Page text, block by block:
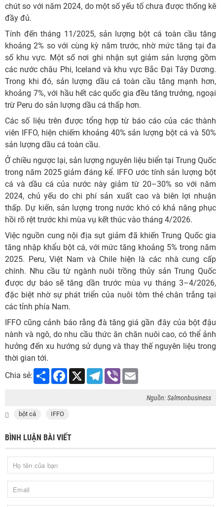
chút so với năm 2024, do một số yếu tố chưa được thống kê
đầy đủ.
Tính đến tháng 11/2025, sản lượng bột cá toàn cầu tăng
khoảng 2% so với cùng kỳ năm trước, nhờ mức tăng tại đa
số khu vực. Một số nơi ghi nhận sụt giảm sản lượng gồm
các nước châu Phi, Iceland và khu vực Bắc Đại Tây Dương.
Trong khi đó, sản lượng dầu cá toàn cầu tăng mạnh hơn,
khoảng 7%, với hầu hết các quốc gia đều tăng trưởng, ngoại
trừ Peru do sản lượng dầu cá thấp hơn.
Các số liệu trên được tổng hợp từ báo cáo của các thành
viên IFFO, hiện chiếm khoảng 40% sản lượng bột cá và 50%
sản lượng dầu cá toàn cầu.
Ở chiều ngược lại, sản lượng nguyên liệu biển tại Trung Quốc
trong năm 2025 giảm đáng kể. IFFO ước tính sản lượng bột
cá và dầu cá của nước này giảm từ 20–30% so với năm
2024, chủ yếu do chi phí sản xuất cao và biên lợi nhuận
thấp. Dự kiến, sản lượng trong nước khó có khả năng phục
hồi rõ rệt trước khi mùa vụ kết thúc vào tháng 4/2026.
Việc nguồn cung nội địa sụt giảm đã khiến Trung Quốc gia
tăng nhập khẩu bột cá, với mức tăng khoảng 5% trong năm
2025. Peru, Việt Nam và Chile hiện là các nhà cung cấp
chính. Nhu cầu từ ngành nuôi trồng thủy sản Trung Quốc
được dự báo sẽ tăng dần trước mùa vụ tháng 3–4/2026,
đặc biệt nhờ sự phát triển của nuôi tôm thẻ chân trắng tại
các tỉnh phía Nam.
IFFO cũng cảnh báo rằng đà tăng giá gần đây của bột đậu
nành và ngô, do nhu cầu thức ăn chăn nuôi cao, có thể ảnh
hưởng đến xu hướng sử dụng và thay thế nguyên liệu trong
thời gian tới.
Chia sẻ:
Share Facebook
X Telegram
Viber
Nguồn: Salmonbusiness
bột cá IFFO
BÌNH LUẬN BÀI VIẾT